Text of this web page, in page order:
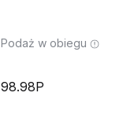
Podaż w obiegu
98.98P